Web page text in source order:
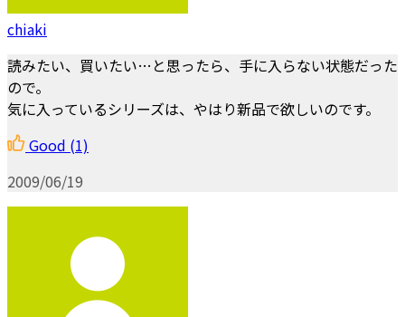
chiaki
読みたい、買いたい…と思ったら、手に入らない状態だった
ので。
気に入っているシリーズは、やはり新品で欲しいのです。
Good (1)
2009/06/19